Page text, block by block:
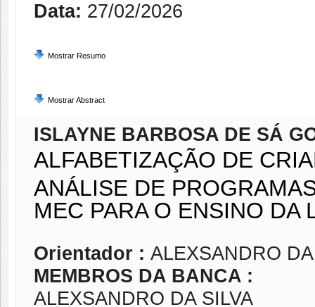
Data: 27/02/2026
Mostrar Resumo
Mostrar Abstract
ISLAYNE BARBOSA DE SÁ
ALFABETIZAÇÃO DE
ANÁLISE DE
MEC PARA O ENSINO DA
Orientador : ALEXSANDRO
MEMBROS DA BANCA :
ALEXSANDRO DA SILVA